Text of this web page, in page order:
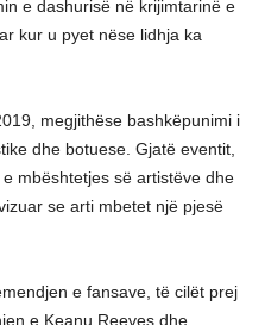
e dashurisë në krijimtarinë e
kur u pyet nëse lidhja ka
megjithëse bashkëpunimi i
dhe botuese. Gjatë eventit,
mbështetjes së artistëve dhe
se arti mbetet një pjesë
e fansave, të cilët prej
e Keanu Reeves dhe